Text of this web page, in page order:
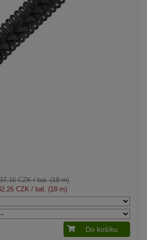
CZK/ bal. (18 m)
CZK / bal. (18 m)
Do košíku